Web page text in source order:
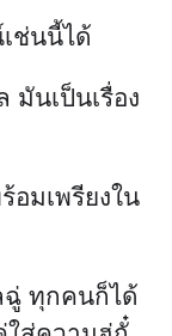
ช่นนี้ได้
มันเป็นเรื่อง
อมเพรียงใน
ฉู่ ทุกคนก็ได้